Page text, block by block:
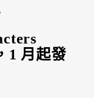
1 月起發